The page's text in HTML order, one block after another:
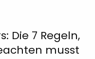
Die 7 Regeln,
musst